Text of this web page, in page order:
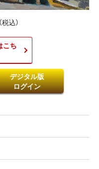
込）
こち
デジタル版
ログイン